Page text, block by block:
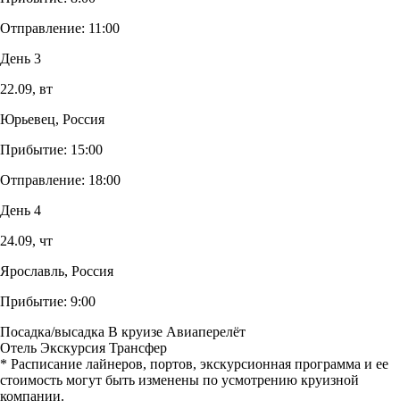
Отправление: 11:00
День 3
22.09, вт
Юрьевец, Россия
Прибытие: 15:00
Отправление: 18:00
День 4
24.09, чт
Ярославль, Россия
Прибытие: 9:00
Посадка/высадка В круизе Авиаперелёт
Отель Экскурсия Трансфер
* Расписание лайнеров, портов, экскурсионная программа и ее
стоимость могут быть изменены по усмотрению круизной
компании.